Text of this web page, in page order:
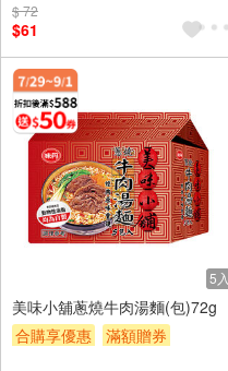
$ 72
$61
5入
美味小舖蔥燒牛肉湯麵(包)72g
合購享優惠
滿額贈券